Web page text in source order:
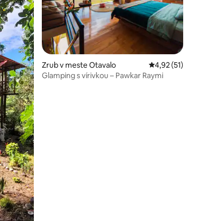
12 Zrub v meste Otavalo Priemerné
4,92 (51)
Glamping s vírivkou – Pawkar Raymi